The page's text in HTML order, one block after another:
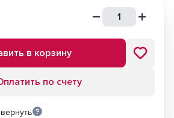
в корзину
по счету